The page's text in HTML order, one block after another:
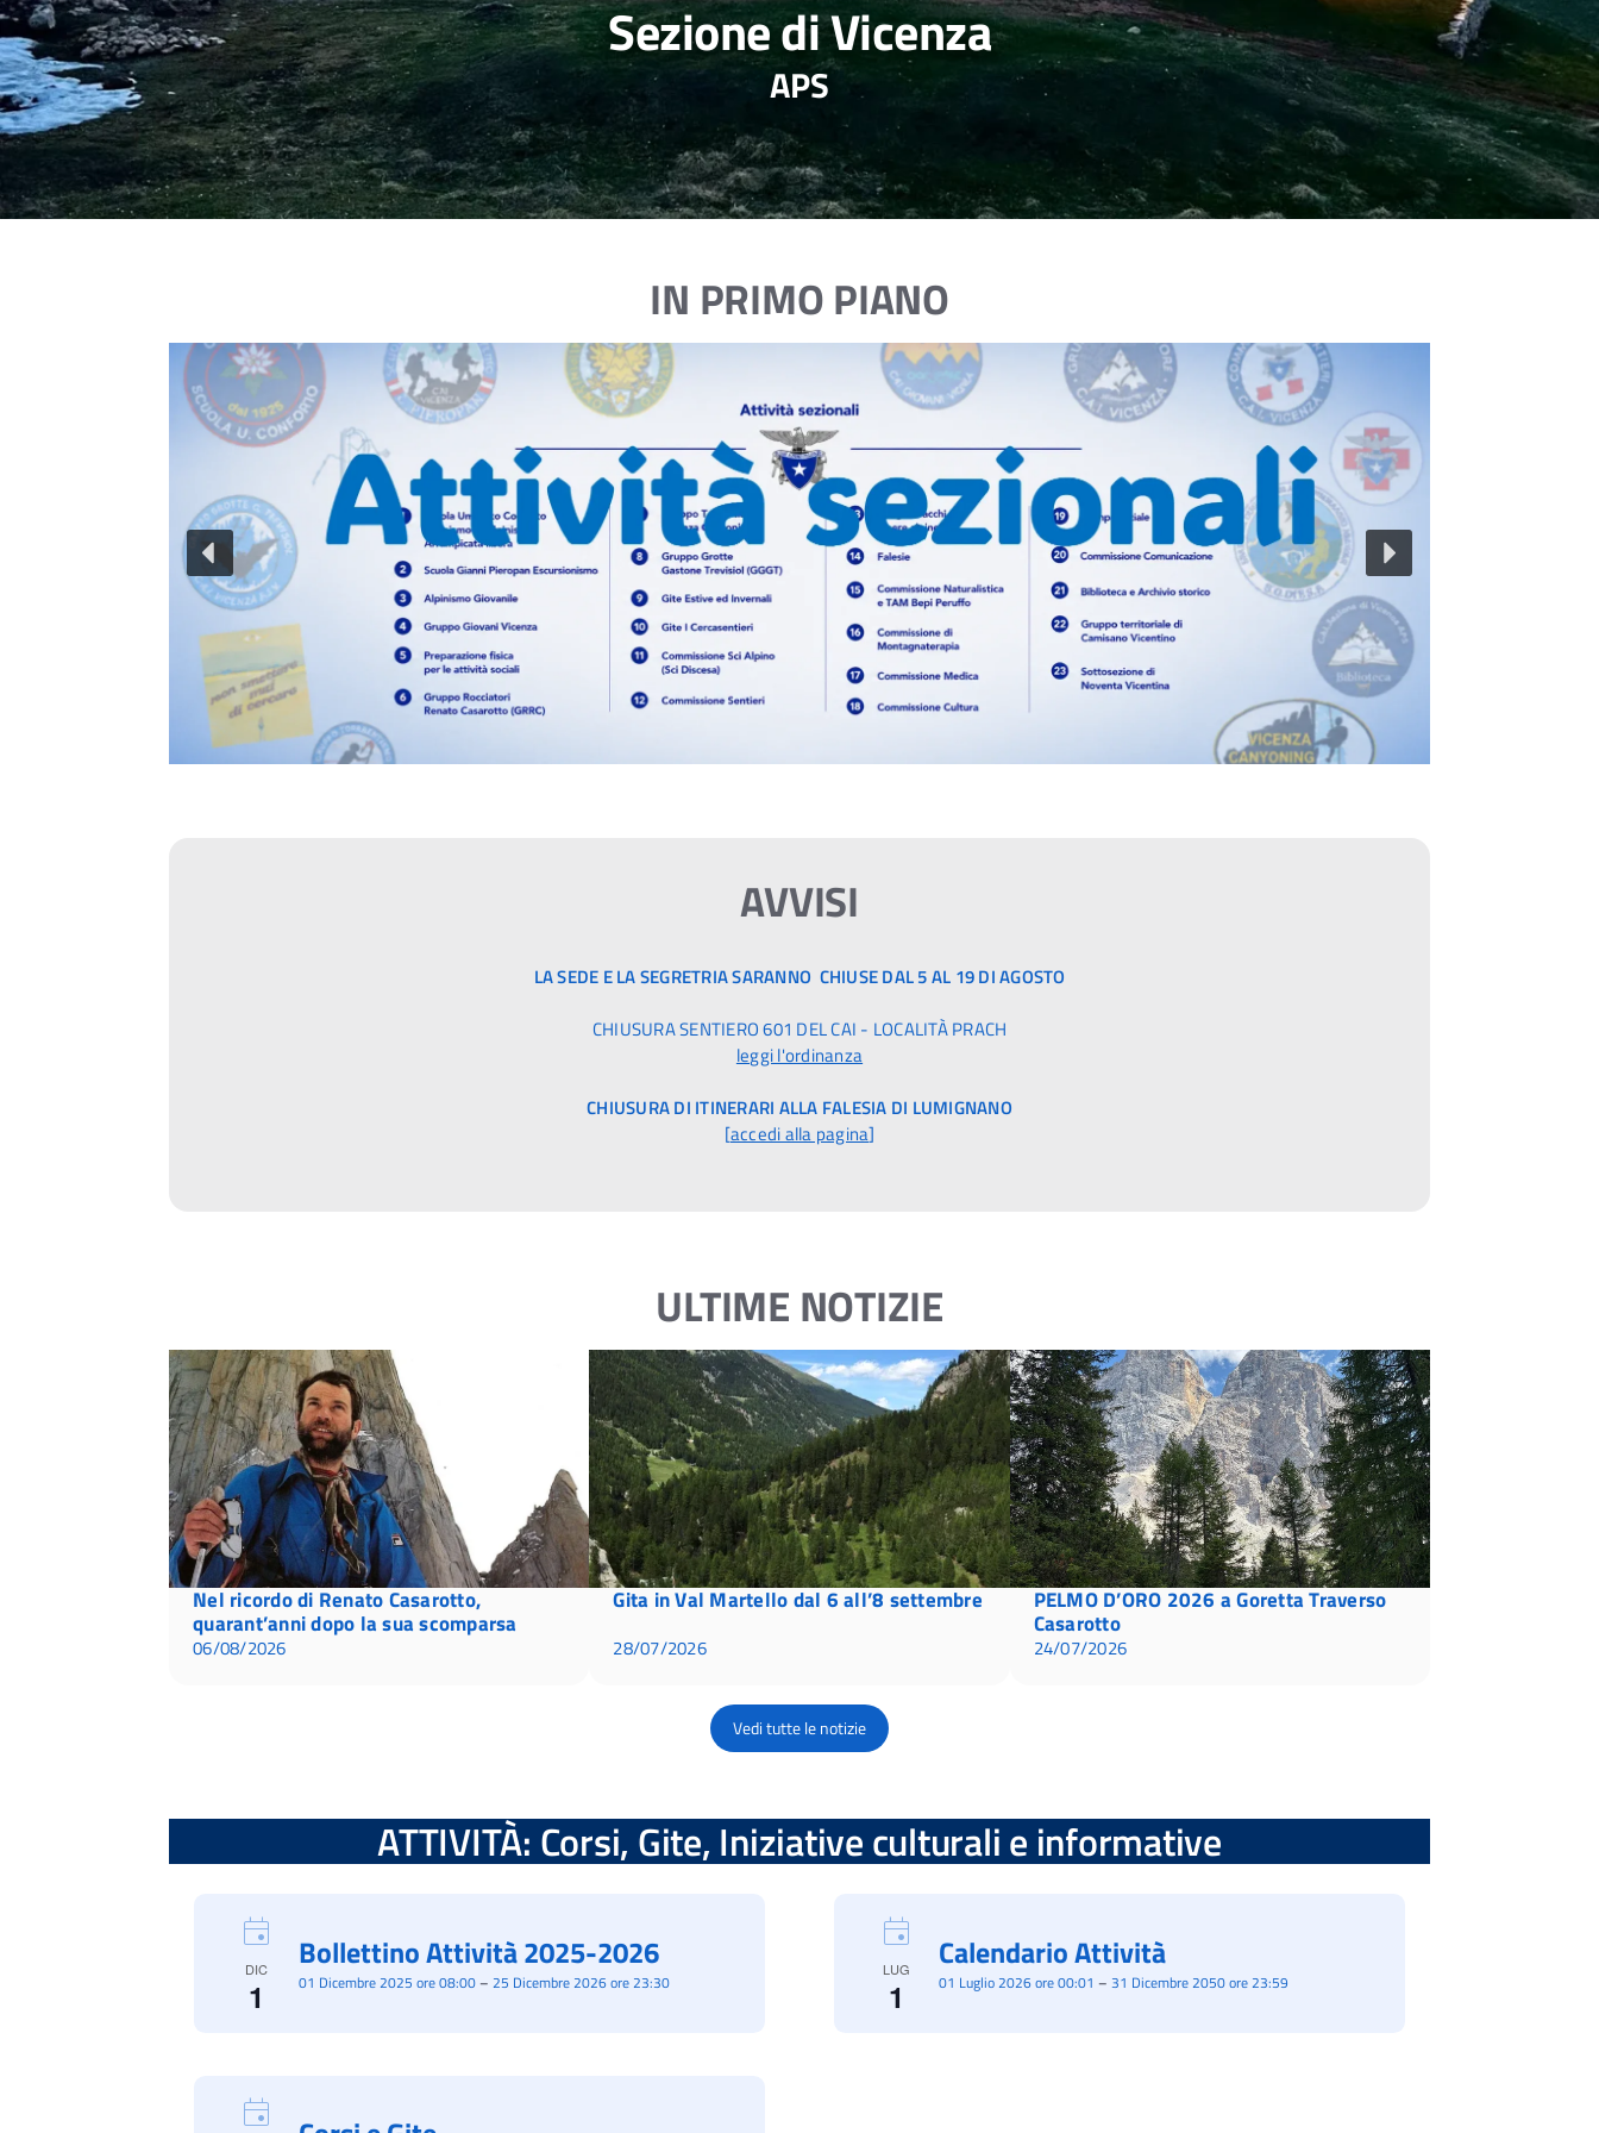
Sezione di Vicenza
APS
IN PRIMO PIANO
AVVISI
LA SEDE E LA SEGRETRIA SARANNO CHIUSE DAL 5 AL 19 DI AGOSTO
CHIUSURA SENTIERO 601 DEL CAI - LOCALITÀ PRACH
leggi l'ordinanza
CHIUSURA DI ITINERARI ALLA FALESIA DI LUMIGNANO
[accedi alla pagina]
ULTIME NOTIZIE
Nel ricordo di Renato Casarotto,
quarant’anni dopo la sua scomparsa
06/08/2026
Gita in Val Martello dal 6 all’8 settembre
28/07/2026
PELMO D’ORO 2026 a Goretta Traverso
Casarotto
24/07/2026
Vedi tutte le notizie
ATTIVITÀ: Corsi, Gite, Iniziative culturali e informative
DIC
1 01 Dicembre 2025 ore 08:00– 25 Dicembre 2026 ore 23:30
Bollettino Attività 2025-2026 LUG
1 01 Luglio 2026 ore 00:01 – 31 Dicembre 2050 ore 23:59
Calendario Attività